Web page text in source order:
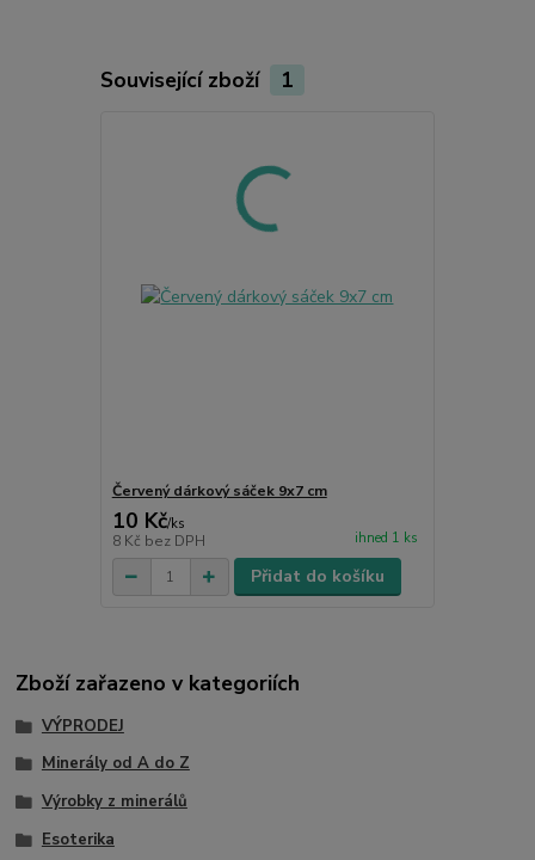
Související zboží 1
Červený dárkový sáček 9x7 cm
10 Kč/ks
8 Kč bez DPH ihned 1 ks
Přidat do košíku
Zboží zařazeno v kategoriích
VÝPRODEJ
Minerály od A do Z
Výrobky z minerálů
Esoterika